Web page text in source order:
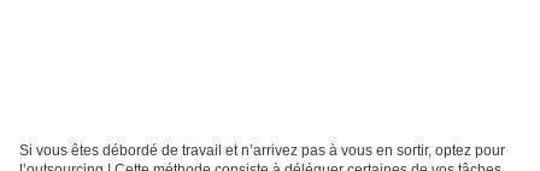
Si vous êtes débordé de travail et n’arrivez pas à vous en sortir, optez pour